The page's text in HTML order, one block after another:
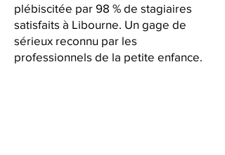
plébiscitée par 98 % de stagiaires
satisfaits à Libourne. Un gage de
sérieux reconnu par les
professionnels de la petite enfance.